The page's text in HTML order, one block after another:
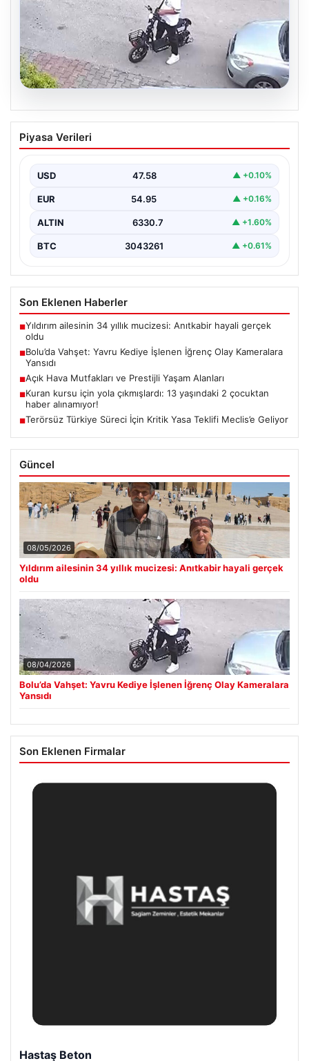
Bolu’da Vahşet: Yavru Kediye İşlenen
İğrenç Olay Kameralara Yansıdı
günlerde meydana gelen korkutucu olay, bölgedeki
sakinleri derinden sarstı. Elektrikli…
Piyasa Verileri
USD 47.58 ▲ +0.10%
EUR 54.95 ▲ +0.16%
ALTIN 6330.7 ▲ +1.60%
BTC 3043261 ▲ +0.61%
Son Eklenen Haberler
■Yıldırım ailesinin 34 yıllık mucizesi: Anıtkabir hayali gerçek
oldu
■Bolu’da Vahşet: Yavru Kediye İşlenen İğrenç Olay Kameralara
Yansıdı
■Açık Hava Mutfakları ve Prestijli Yaşam Alanları
■Kuran kursu için yola çıkmışlardı: 13 yaşındaki 2 çocuktan
haber alınamıyor!
■Terörsüz Türkiye Süreci İçin Kritik Yasa Teklifi Meclis’e Geliyor
Güncel
08/05/2026
Yıldırım ailesinin 34 yıllık mucizesi: Anıtkabir hayali gerçek
oldu
08/04/2026
Bolu’da Vahşet: Yavru Kediye İşlenen İğrenç Olay Kameralara
Yansıdı
Son Eklenen Firmalar
Hastaş Beton